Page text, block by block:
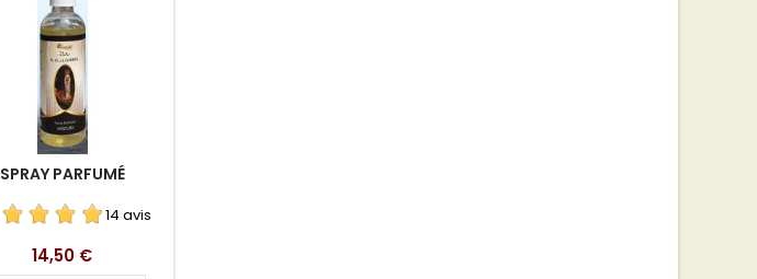
SPRAY PARFUMÉ
14 avis
Prix
14,50 €